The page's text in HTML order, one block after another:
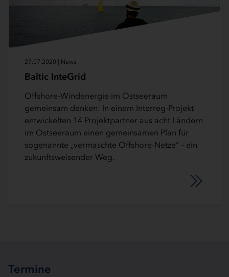
27.07.2020 | News
Baltic InteGrid
Offshore-Windenergie im Ostseeraum
gemeinsam denken: In einem Interreg-Projekt
entwickelten 14 Projektpartner aus acht Ländern
im Ostseeraum einen gemeinsamen Plan für
sogenannte „vermaschte Offshore-Netze“ – ein
zukunftsweisender Weg.
Termine